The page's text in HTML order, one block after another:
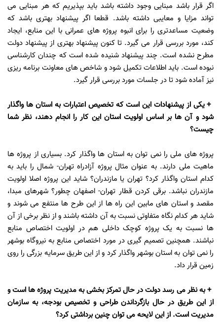
اگر قرار باشد مبنایی وجود داشته باشد باید بپذیریم که هر مبنایی می
تواند مزایا و معایبی داشته باشد. قطعا اگر پیشنهاد بهتری باشد که
وضعیت مساعدتری را برای انبوه پروژه های عمرانی با این منابع، ایجاد
کند، مورد بررسی قرار می گیرد. تا کنون پیشنهاد بهتری از پیشنهاد دولت
مطرح نشده است. چند پیشنهاد شنیده شده است که چندان کارشناسی
نبوده است. باید اطلاعات تکمیل شود و شاخص های معاونت برنامه ریزی
نیز آماده شود تا در جلسات مورد بررسی قرار گیرد.
+ یکی از پیشنهادات این است که تخصیص اعتبارات به استان ها واگذار
شود و آن ها بر اساس اولویت استان این کار را انجام دهند، نظر شما
چیست؟
پروژه های ملی را نمی توان به استان ها واگذار کرد. بسیاری از پروژه ها
ماهیت ملی دارند. به عنوان مثال پروژه آزادراه تهران- شمال را باید به
کدام استان واگذار کرد؟ تهران یا مازندران؟ شاید این پروژه اصلا اولویت
مازندران نباشد. برقی کردن قطار تهران- اصفهان چطور؟ شهرهای مبدا،
مقصد و استان های مابین این راه ها از این طرح ها منتفع می شوند و
شاید هر کدام نگاه متفاوتی نسبت به آن داشته باشند و از نظر برخی از آن
ها نسبت به یک پروژه کوچک داخلی هم در اولویت اختصاص منابع
نباشند. همچنین تصمیم گیری در مورد اختصاص منابع به نیروگاه بوشهر
را نمی توان به استان بوشهر واگذار کرد و از این طریق سرمایه بزرگی را روی
زمین قرار داد.
+ به نظر می رسد دولت در حال تمرکز بخشی به مدیریت پروژه ها است و
از این طریق در حال بازگرداندن طراحی و تخصیص بودجه، به سازمان
مدیریت است. از این لایحه می توان چنین برداشتی کرد؟